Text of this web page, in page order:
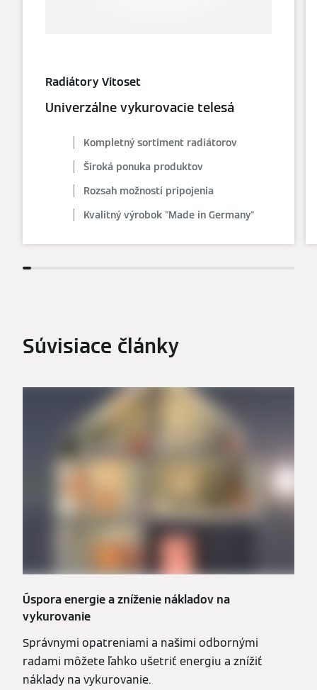
Radiátory Vitoset
Univerzálne vykurovacie telesá
Kompletný sortiment radiátorov
Široká ponuka produktov
Rozsah možností pripojenia
Kvalitný výrobok "Made in Germany"
Súvisiace články
Úspora energie a zníženie nákladov na
vykurovanie
Správnymi opatreniami a našimi odbornými
radami môžete ľahko ušetriť energiu a znížiť
náklady na vykurovanie.